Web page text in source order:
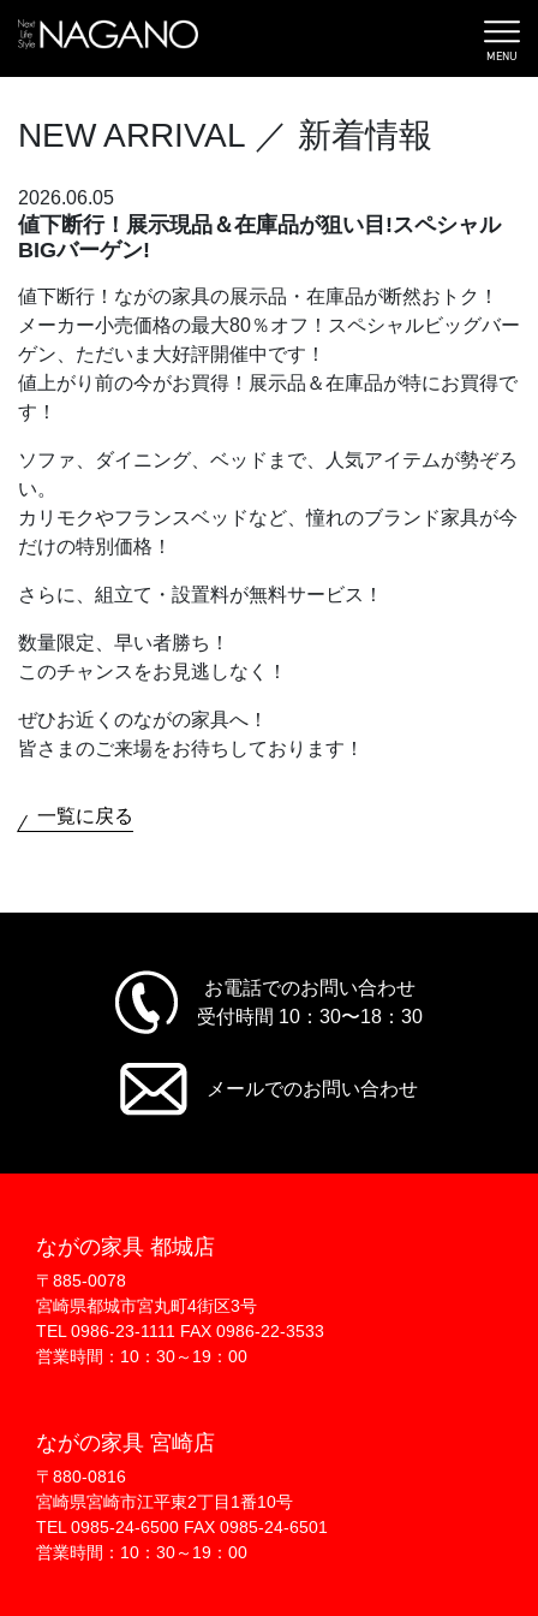
MENU
NEW ARRIVAL ／ 新着情報
2026.06.05
値下断行！展示現品＆在庫品が狙い目!スペシャル
BIGバーゲン!
値下断行！ながの家具の展示品・在庫品が断然おトク！
メーカー小売価格の最大80％オフ！スペシャルビッグバー
ゲン、ただいま大好評開催中です！
値上がり前の今がお買得！展示品＆在庫品が特にお買得で
す！
ソファ、ダイニング、ベッドまで、人気アイテムが勢ぞろ
い。
カリモクやフランスベッドなど、憧れのブランド家具が今
だけの特別価格！
さらに、組立て・設置料が無料サービス！
数量限定、早い者勝ち！
このチャンスをお見逃しなく！
ぜひお近くのながの家具へ！
皆さまのご来場をお待ちしております！
一覧に戻る
お電話でのお問い合わせ
受付時間 10：30〜18：30
メールでのお問い合わせ
ながの家具 都城店
〒885-0078
宮崎県都城市宮丸町4街区3号
TEL 0986-23-1111 FAX 0986-22-3533
営業時間：10：30～19：00
ながの家具 宮崎店
〒880-0816
宮崎県宮崎市江平東2丁目1番10号
TEL 0985-24-6500 FAX 0985-24-6501
営業時間：10：30～19：00